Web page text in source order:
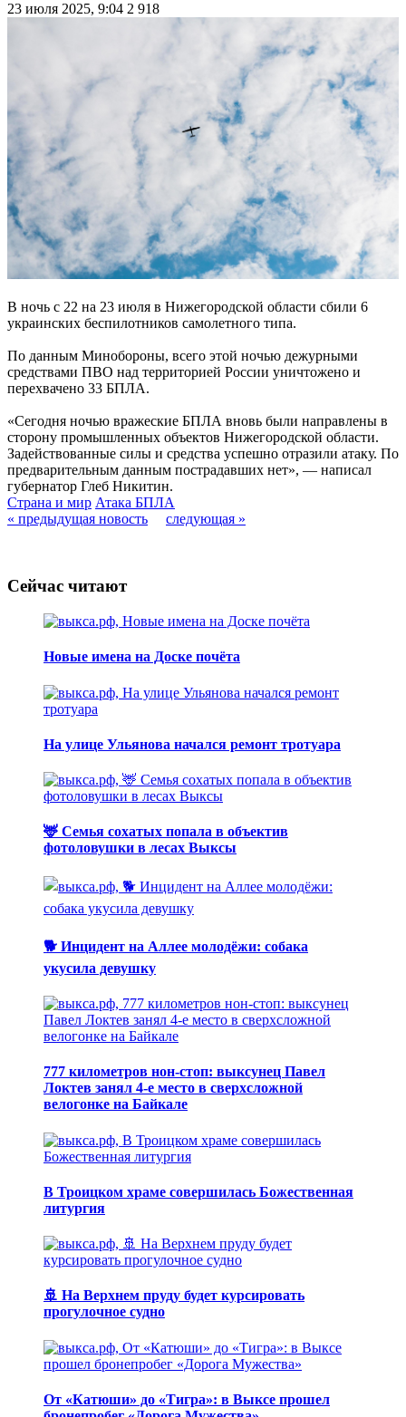
23 июля 2025, 9:04 2 918
В ночь с 22 на 23 июля в Нижегородской области сбили 6
украинских беспилотников самолетного типа.
По данным Минобороны, всего этой ночью дежурными
средствами ПВО над территорией России уничтожено и
перехвачено 33 БПЛА.
«Сегодня ночью вражеские БПЛА вновь были направлены в
сторону промышленных объектов Нижегородской области.
Задействованные силы и средства успешно отразили атаку. По
предварительным данным пострадавших нет», — написал
губернатор Глеб Никитин.
Страна и мир Атака БПЛА
« предыдущая новость
следующая »
Сейчас читают
Новые имена на Доске почёта
На улице Ульянова начался ремонт тротуара
🦌 Семья сохатых попала в объектив
фотоловушки в лесах Выксы
🐕 Инцидент на Аллее молодёжи: собака
укусила девушку
777 километров нон-стоп: выксунец Павел
Локтев занял 4-е место в сверхсложной
велогонке на Байкале
В Троицком храме совершилась Божественная
литургия
🚢 На Верхнем пруду будет курсировать
прогулочное судно
От «Катюши» до «Тигра»: в Выксе прошел